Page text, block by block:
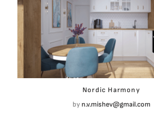
Nordic Harmony
by n.v.mishev@gmail.com